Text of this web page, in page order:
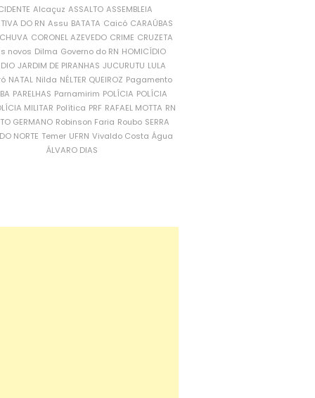
Alcaçuz ASSALTO ASSEMBLEIA
DO RN Assu BATATA Caicó CARAÚBAS
CORONEL AZEVEDO CRIME CRUZETA
novos Dilma Governo do RN HOMICÍDIO
JARDIM DE PIRANHAS JUCURUTU LULA
NATAL Nilda NÉLTER QUEIROZ Pagamento
PARELHAS Parnamirim POLÍCIA POLÍCIA
MILITAR Política PRF RAFAEL MOTTA RN
GERMANO Robinson Faria Roubo SERRA
NORTE Temer UFRN Vivaldo Costa Água
ÁLVARO DIAS